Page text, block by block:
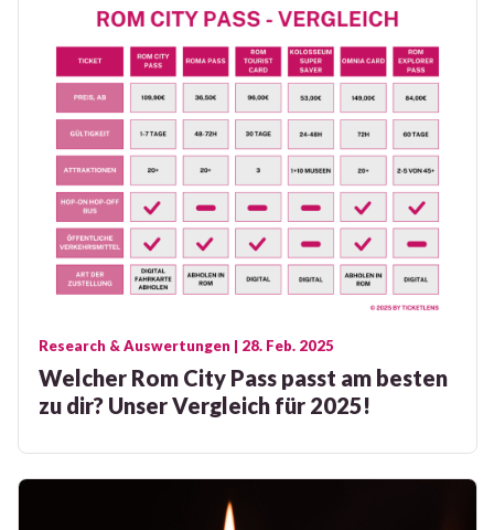
Research & Auswertungen | 28. Feb. 2025
Welcher Rom City Pass passt am besten
zu dir? Unser Vergleich für 2025!